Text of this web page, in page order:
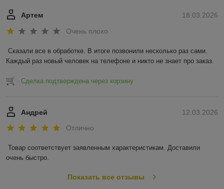
18.03.2026
Артем
Очень плохо
Сказали все в обработке. В итоге позвонили несколько раз сами.
Каждый раз новый человек на телефоне и никто не знает про заказ.
Сделка подтверждена через корзину
12.03.2026
Андрей
Отлично
Товар соответствует заявленным характеристикам. Доставили
очень быстро.
Показать все отзывы